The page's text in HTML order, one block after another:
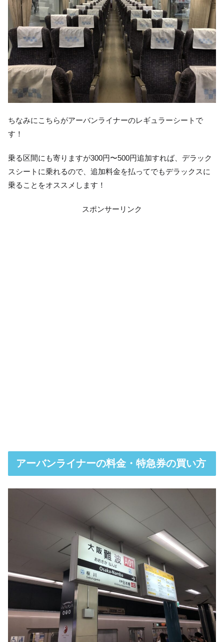
ちなみにこちらがアーバンライナーのレギュラーシートで
す！
乗る区間にも寄りますが300円〜500円追加すれば、デラック
スシートに乗れるので、追加料金を払ってでもデラックスに
乗ることをオススメします！
スポンサーリンク
アーバンライナーの料金・特急券の買い方